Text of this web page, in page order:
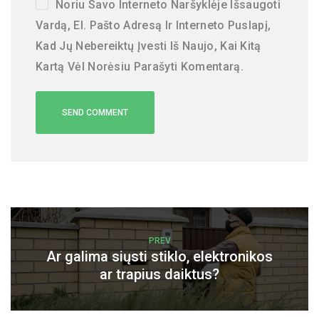
Noriu Savo Interneto Naršyklėje Išsaugoti
Vardą, El. Pašto Adresą Ir Interneto Puslapį,
Kad Jų Nebereiktų Įvesti Iš Naujo, Kai Kitą
Kartą Vėl Norėsiu Parašyti Komentarą.
PREV
Ar galima siųsti stiklo, elektronikos
ar trapius daiktus?